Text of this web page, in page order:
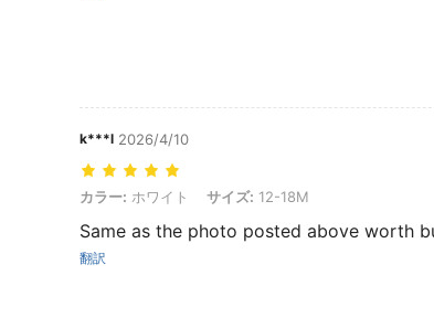
k***l 2026/4/10
カラー: ホワイト, サイズ: 12-18M
カラー: ホワイト サイズ: 12-18M
Same as the photo posted above worth
翻訳